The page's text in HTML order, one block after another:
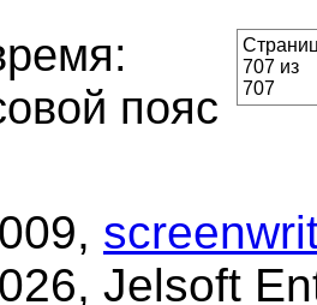
пояс
707 из
707
Jelsoft